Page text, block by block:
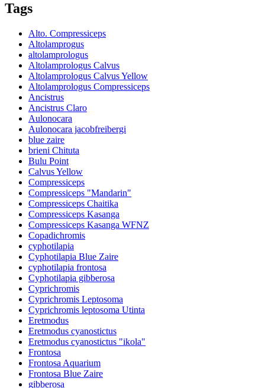
Tags
Alto. Compressiceps
Altolamprogus
altolamprologus
Altolamprologus Calvus
Altolamprologus Calvus Yellow
Altolamprologus Compressiceps
Ancistrus
Ancistrus Claro
Aulonocara
Aulonocara jacobfreibergi
blue zaire
brieni Chituta
Bulu Point
Calvus Yellow
Compressiceps
Compressiceps "Mandarin"
Compressiceps Chaitika
Compressiceps Kasanga
Compressiceps Kasanga WFNZ
Copadichromis
cyphotilapia
Cyphotilapia Blue Zaire
cyphotilapia frontosa
Cyphotilapia gibberosa
Cyprichromis
Cyprichromis Leptosoma
Cyprichromis leptosoma Utinta
Eretmodus
Eretmodus cyanostictus
Eretmodus cyanostictus "ikola"
Frontosa
Frontosa Aquarium
Frontosa Blue Zaire
gibberosa